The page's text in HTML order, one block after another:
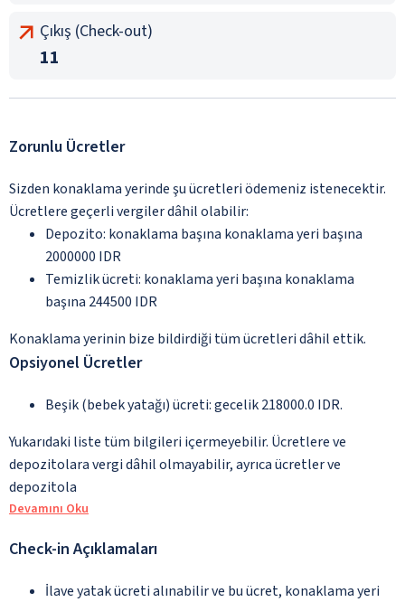
Çıkış (Check-out)
11
Zorunlu Ücretler
Sizden konaklama yerinde şu ücretleri ödemeniz istenecektir.
Ücretlere geçerli vergiler dâhil olabilir:
Depozito: konaklama başına konaklama yeri başına
2000000 IDR
Temizlik ücreti: konaklama yeri başına konaklama
başına 244500 IDR
Konaklama yerinin bize bildirdiği tüm ücretleri dâhil ettik.
Opsiyonel Ücretler
Beşik (bebek yatağı) ücreti: gecelik 218000.0 IDR.
Yukarıdaki liste tüm bilgileri içermeyebilir. Ücretlere ve
depozitolara vergi dâhil olmayabilir, ayrıca ücretler ve
depozitola
Devamını Oku
Check-in Açıklamaları
İlave yatak ücreti alınabilir ve bu ücret, konaklama yeri